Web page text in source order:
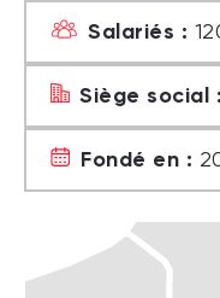
Salariés :
Siège social :
Fondé en :